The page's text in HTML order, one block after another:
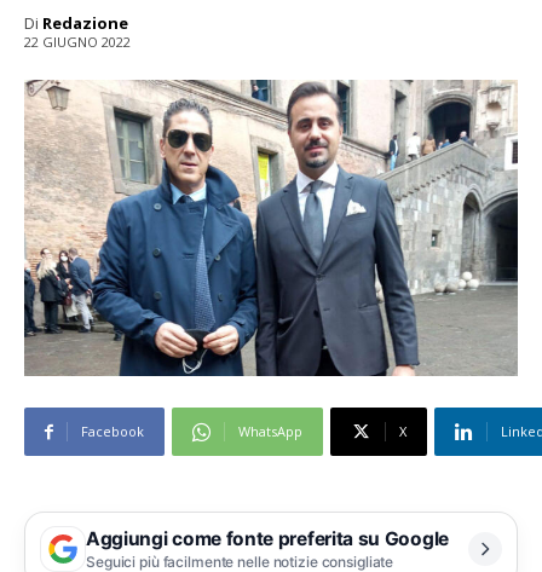
Di Redazione
22 GIUGNO 2022
Facebook WhatsApp X
Aggiungi come fonte preferita su Google
Seguici più facilmente nelle notizie consigliate